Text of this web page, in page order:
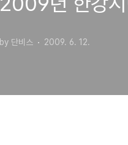
by 단비스 2009. 6. 12.